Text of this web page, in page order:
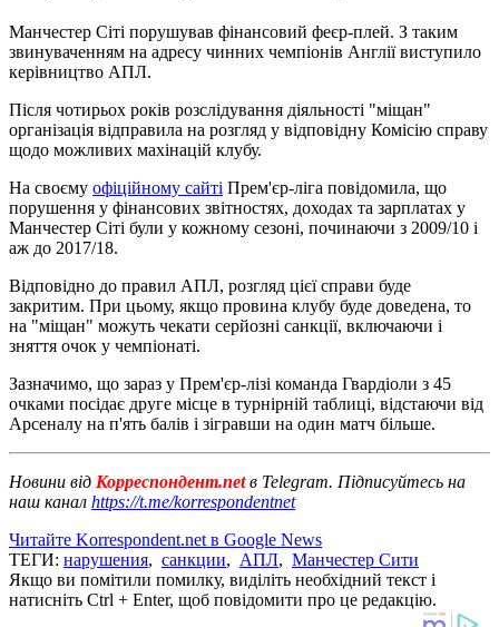
Манчестер Сіті порушував фінансовий феєр-плей. З таким
звинуваченням на адресу чинних чемпіонів Англії виступило
керівництво АПЛ.
Після чотирьох років розслідування діяльності "міщан"
організація відправила на розгляд у відповідну Комісію справу
щодо можливих махінацій клубу.
На своєму офіційному сайті Прем'єр-ліга повідомила, що
порушення у фінансових звітностях, доходах та зарплатах у
Манчестер Сіті були у кожному сезоні, починаючи з 2009/10 і
аж до 2017/18.
Відповідно до правил АПЛ, розгляд цієї справи буде
закритим. При цьому, якщо провина клубу буде доведена, то
на "міщан" можуть чекати серйозні санкції, включаючи і
зняття очок у чемпіонаті.
Зазначимо, що зараз у Прем'єр-лізі команда Гвардіоли з 45
очками посідає друге місце в турнірній таблиці, відстаючи від
Арсеналу на п'ять балів і зігравши на один матч більше.
Новини від Корреспондент.netв Telegram. Підписуйтесь на
наш канал https://t.me/korrespondentnet
Читайте Korrespondent.net в Google News
ТЕГИ: нарушения, санкции, АПЛ, Манчестер Сити
Якщо ви помітили помилку, виділіть необхідний текст і
натисніть Ctrl + Enter, щоб повідомити про це редакцію.